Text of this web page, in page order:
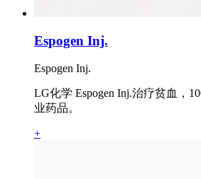
Espogen Inj.
Espogen Inj.
LG化学 Espogen Inj.治疗贫血，
业药品。
+